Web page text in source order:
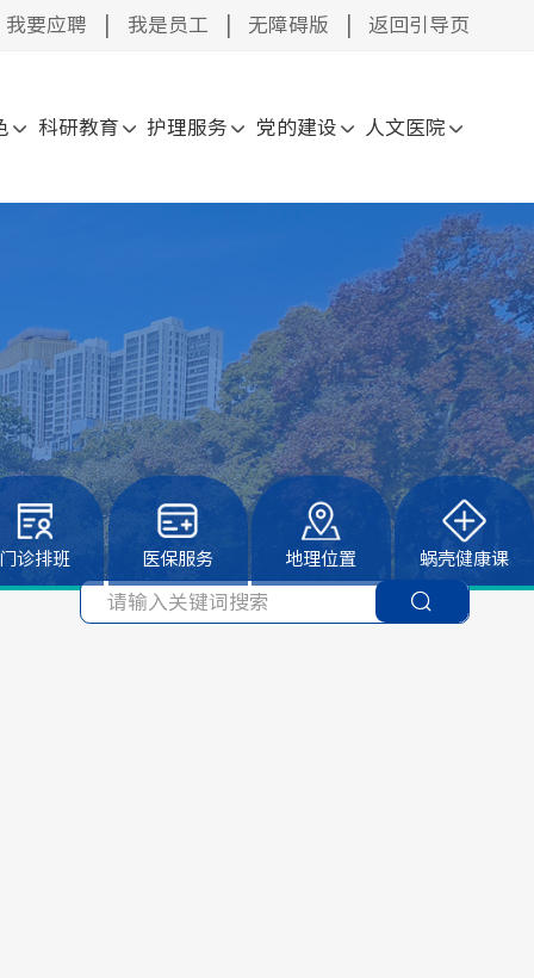
我要应聘 我是员工 无障碍版 返回引导页
科研教育 护理服务 党的建设 人文医院
诊排班 医保服务 地理位置 蜗壳健康课